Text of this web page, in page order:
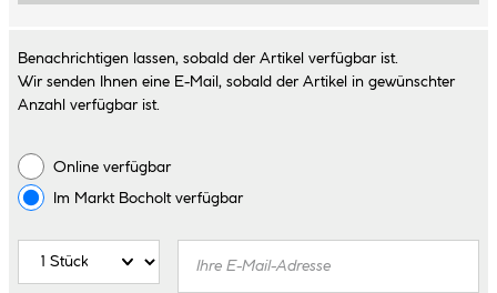
Benachrichtigen lassen, sobald der Artikel verfügbar ist.
Wir senden Ihnen eine E-Mail, sobald der Artikel in gewünschter
Anzahl verfügbar ist.
Online verfügbar
Im Markt Bocholtverfügbar